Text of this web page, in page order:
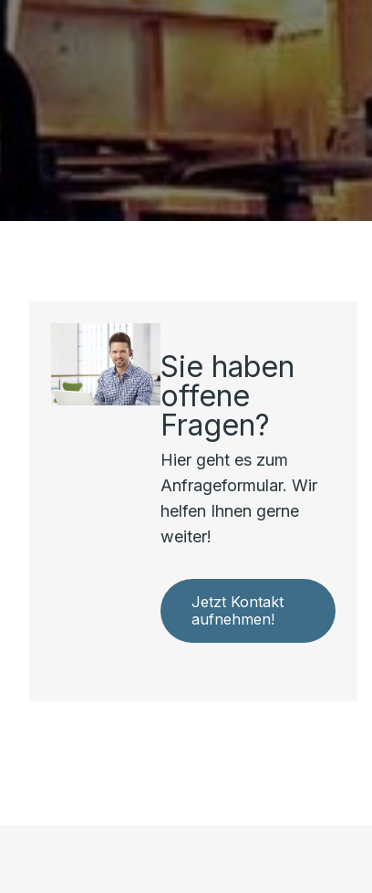
Sie haben
offene
Fragen?
Hier geht es zum
Anfrageformular. Wir
helfen Ihnen gerne
weiter!
Jetzt Kontakt
aufnehmen!